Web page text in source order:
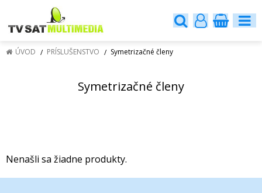
ÚVOD PRÍSLUŠENSTVO Symetrizačné členy
Symetrizačné členy
Nenašli sa žiadne produkty.